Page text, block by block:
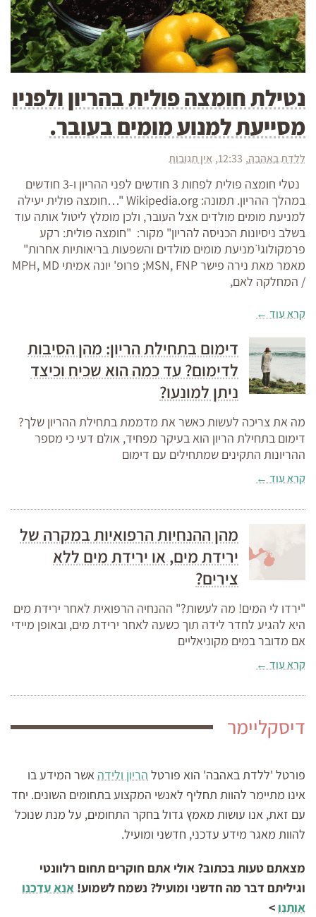
נטילת חומצה פולית בהריון ולפניו
מסייעת למנוע מומים בעובר.
ללדת באהבה 12:33 אין תגובות
נטלי חומצה פולית לפחות 3 חודשים לפני ההריון ו-3 חודשים
במהלך ההריון. תמונה: Wikipedia.org "…חומצה פולית יעילה
למניעת מומים מולדים אצל העובר, ולכן מומלץ ליטול אותה עוד
בשלב ניסיונות הכניסה להריון" מקור: "חומצה פולית: רקע
פרמקולוגי̈ מניעת מומים מולדים והשפעות בריאותיות אחרות"
מאמר מאת נירה פישר MSN, FNP; פרופ' יונה אמיתי MPH, MD
/ המחלקה לאם,
קרא עוד ←
דימום בתחילת הריון: מהן הסיבות
לדימום? עד כמה הוא שכיח וכיצד
ניתן למונעו?
מה את צריכה לעשות כאשר את מדממת בתחילת ההריון שלך?
דימום בתחילת הריון הוא בעיקר מפחיד, אולם דעי כי מספר
ההריונות התקינים שמתחילים עם דימום
קרא עוד ←
מהן ההנחיות הרפואיות במקרה של
ירידת מים, או ירידת מים ללא
צירים?
"ירדו לי המים! מה לעשות?" ההנחיה הרפואית לאחר ירידת מים
היא להגיע לחדר לידה תוך כשעה לאחר ירידת מים, ובאופן מיידי
אם מדובר במים מקוניאליים
קרא עוד ←
דיסקליימר
פורטל 'ללדת באהבה' הוא פורטל הריון ולידה אשר המידע בו
אינו מתיימר להוות תחליף לאנשי המקצוע בתחומים השונים. יחד
עם זאת, אנו עושות מאמץ גדול בחקר התחומים, על מנת שנוכל
להוות מאגר מידע עדכני, חדשני ומועיל.
מצאתם טעות בכתוב? אולי אתם חוקרים תחום רלוונטי
וגיליתם דבר מה חדשני ומועיל? נשמח לשמוע! אנא עדכנו
אותנו >